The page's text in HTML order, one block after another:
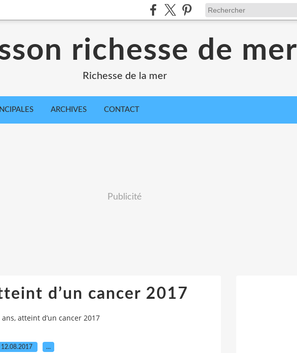
richesse de mer
Richesse de la mer
ARCHIVES CONTACT
Publicité
d’un cancer 2017
atteint d’un cancer 2017
12.08.2017 …